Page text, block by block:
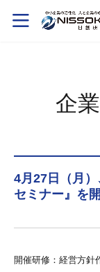
企
4月27日（月
セミナー』を
開催研修：経営方針